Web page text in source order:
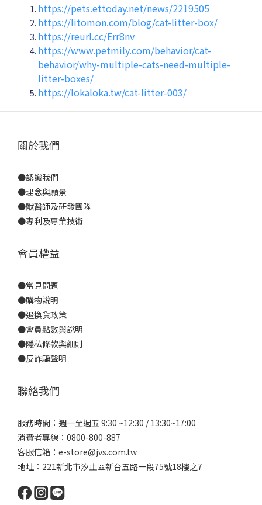
https://pets.ettoday.net/news/2219505
https://litomon.com/blog/cat-litter-box/
https://reurl.cc/Err8nv
https://www.petmily.com/behavior/cat-
behavior/why-multiple-cats-need-multiple-
litter-boxes/
https://lokaloka.tw/cat-litter-003/
關於我們
●認識我們
●理念與願景
●獸醫師及研發團隊
●專利及專業技術
會員權益
●常見問題
●購物說明
●退換貨政策
●會員點數與說明
●隱私條款與細則
●反詐騙聲明
聯絡我們
服務時間：週一至週五 9:30 ~12:30 / 13:30~17:00
消費者專線：0800-800-887
客服信箱：e-store@jvs.com.tw
地址：221新北市汐止區新台五路一段75號18樓之7